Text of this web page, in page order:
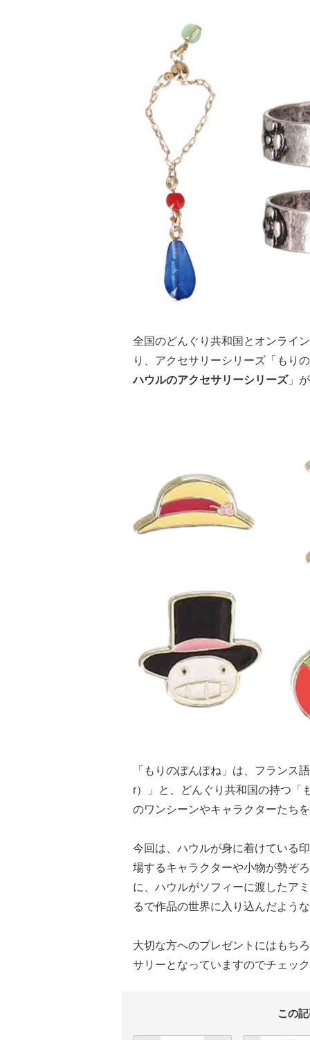
全国のどんぐり共和国とオンライ
り、アクセサリーシリーズ「もり
ハウルのアクセサリーシリーズ」
「もりのぽんぽね」は、フランス
r）」と、どんぐり共和国の持つ「
のワンシーンやキャラクターたち
今回は、ハウルが身に着けている
場するキャラクターや小物が勢ぞ
に、ハウルがソフィーに渡したア
るで作品の世界に入り込んだよう
大切な方へのプレゼントにはもち
サリーとなっていますのでチェッ
この